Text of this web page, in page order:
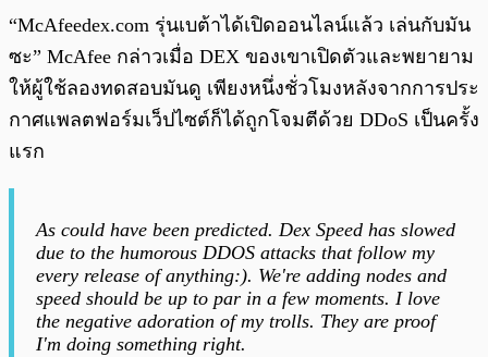
“McAfeedex.com รุ่นเบต้าได้เปิดออนไลน์แล้ว เล่นกับมัน
ซะ” McAfee กล่าวเมื่อ DEX ของเขาเปิดตัวและพยายาม
ให้ผู้ใช้ลองทดสอบมันดู เพียงหนึ่งชั่วโมงหลังจากการประ
กาศแพลตฟอร์มเว็ปไซต์ก็ได้ถูกโจมตีด้วย DDoS เป็นครั้ง
แรก
As could have been predicted. Dex Speed has slowed
due to the humorous DDOS attacks that follow my
every release of anything:). We're adding nodes and
speed should be up to par in a few moments. I love
the negative adoration of my trolls. They are proof
I'm doing something right.